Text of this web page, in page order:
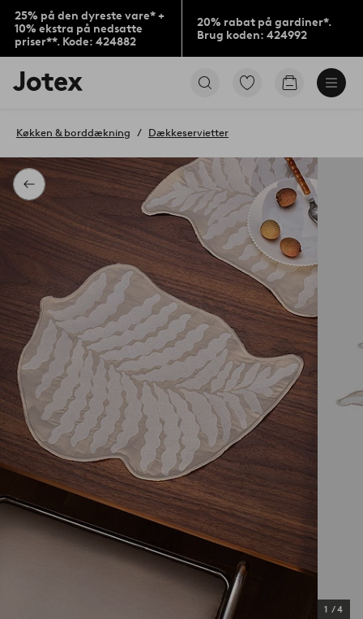
25% på den dyreste vare* +
10% ekstra på nedsatte
priser**. Kode: 424882
20% rabat på gardiner*.
Brug koden: 424992
Jotex
logo
til
Gå
Gå
Tilbage
Køkken & borddækning Dækkeservietter
1 /4